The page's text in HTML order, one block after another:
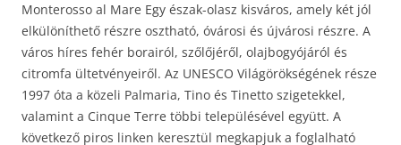
Monterosso al Mare Egy észak-olasz kisváros, amely két jól
elkülöníthető részre osztható, óvárosi és újvárosi részre. A
város híres fehér borairól, szőlőjéről, olajbogyójáról és
citromfa ültetvényeiről. Az UNESCO Világörökségének része
1997 óta a közeli Palmaria, Tino és Tinetto szigetekkel,
valamint a Cinque Terre többi településével együtt. A
következő piros linken keresztül megkapjuk a foglalható